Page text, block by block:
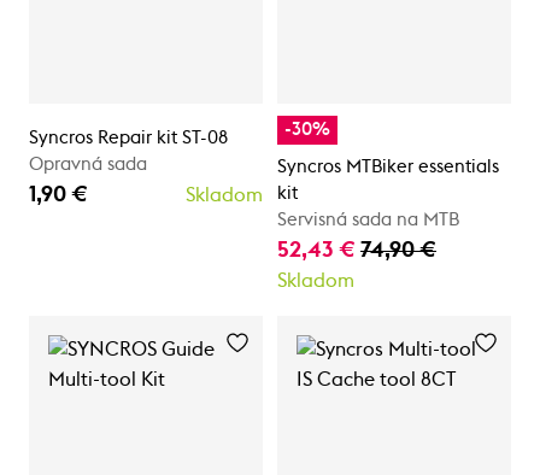
Syncros Repair kit ST-08
Opravná sada
1,90 € Skladom
-30%
Syncros MTBiker essentials
kit
Servisná sada na MTB
52,43 € 74,90 €
Skladom